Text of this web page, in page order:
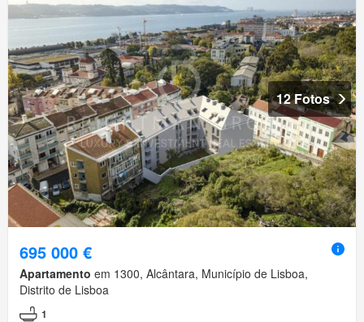
12 Fotos
695 000 €
Apartamento em 1300, Alcântara, Município de Lisboa,
Distrito de Lisboa
1